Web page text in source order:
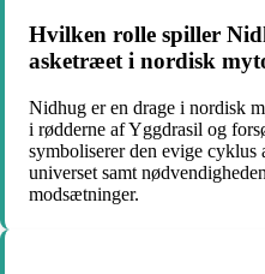
Hvilken rolle spiller
asketræet i nordisk
Nidhug er en drage i nordisk
i rødderne af Yggdrasil og
symboliserer den evige cyklus
universet samt
modsætninger.